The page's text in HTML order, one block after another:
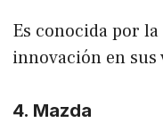
Es conocida por
innovación en sus
4. Mazda